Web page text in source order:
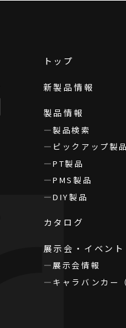
トップ
新製品情報
製品情報
製品検索
ピックアップ製品
PT製品
PMS製品
DIY製品
カタログ
展示会・イベント
展示会情報
キャラバンカー